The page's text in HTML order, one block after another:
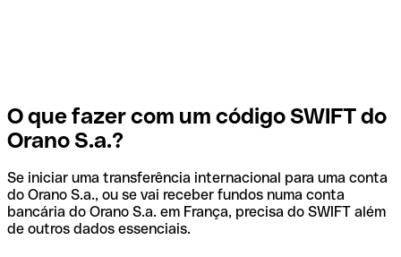
O que fazer com um código SWIFT do
Orano S.a.?
Se iniciar uma transferência internacional para uma conta
do Orano S.a., ou se vai receber fundos numa conta
bancária do Orano S.a. em França, precisa do SWIFT além
de outros dados essenciais.